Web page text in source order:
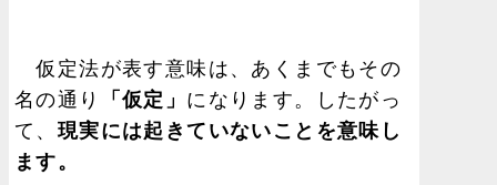
仮定法が表す意味は、あくまでもその
名の通り
「仮定」 になります。したがっ
て、 現実には起きていないことを意味し
ます。